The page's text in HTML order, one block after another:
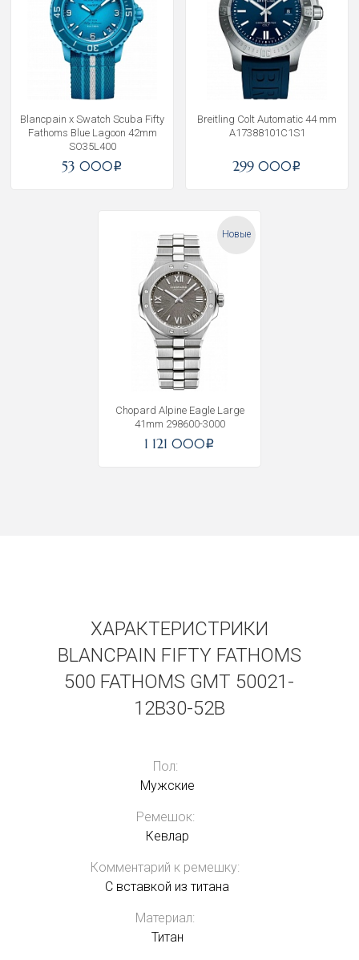
Blancpain x Swatch Scuba Fifty
Fathoms Blue Lagoon 42mm
SO35L400
53 000i
Breitling Colt Automatic 44 mm
A17388101C1S1
299 000i
Новые
Chopard Alpine Eagle Large
41mm 298600-3000
1 121 000i
ХАРАКТЕРИСТРИКИ
BLANCPAIN FIFTY FATHOMS
500 FATHOMS GMT 50021-
12B30-52B
Пол:
Мужские
Ремешок:
Кевлар
Комментарий к ремешку:
С вставкой из титана
Материал:
Титан
Получать на почту